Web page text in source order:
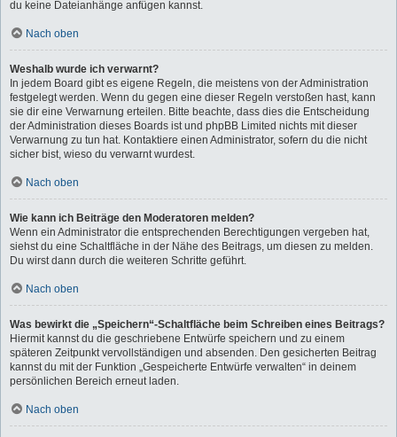
du keine Dateianhänge anfügen kannst.
Nach oben
Weshalb wurde ich verwarnt?
In jedem Board gibt es eigene Regeln, die meistens von der Administration
festgelegt werden. Wenn du gegen eine dieser Regeln verstoßen hast, kann
sie dir eine Verwarnung erteilen. Bitte beachte, dass dies die Entscheidung
der Administration dieses Boards ist und phpBB Limited nichts mit dieser
Verwarnung zu tun hat. Kontaktiere einen Administrator, sofern du die nicht
sicher bist, wieso du verwarnt wurdest.
Nach oben
Wie kann ich Beiträge den Moderatoren melden?
Wenn ein Administrator die entsprechenden Berechtigungen vergeben hat,
siehst du eine Schaltfläche in der Nähe des Beitrags, um diesen zu melden.
Du wirst dann durch die weiteren Schritte geführt.
Nach oben
Was bewirkt die „Speichern“-Schaltfläche beim Schreiben eines Beitrags?
Hiermit kannst du die geschriebene Entwürfe speichern und zu einem
späteren Zeitpunkt vervollständigen und absenden. Den gesicherten Beitrag
kannst du mit der Funktion „Gespeicherte Entwürfe verwalten“ in deinem
persönlichen Bereich erneut laden.
Nach oben